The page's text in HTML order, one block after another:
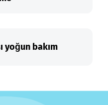
yoğun bakım